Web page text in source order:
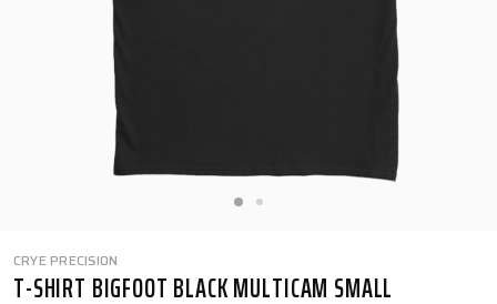
CRYE PRECISION
T-SHIRT BIGFOOT BLACK MULTICAM SMALL